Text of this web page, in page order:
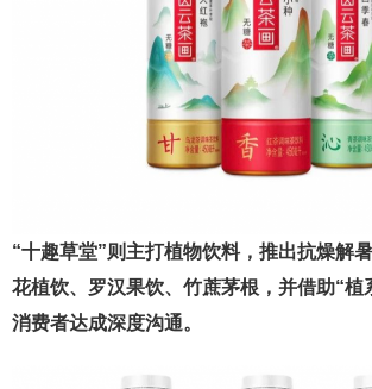
“十趣草堂”则主打植物饮料，推出抗燥解
花植饮、罗汉果饮、竹蔗茅根，并借助“植
消费者达成深度沟通。